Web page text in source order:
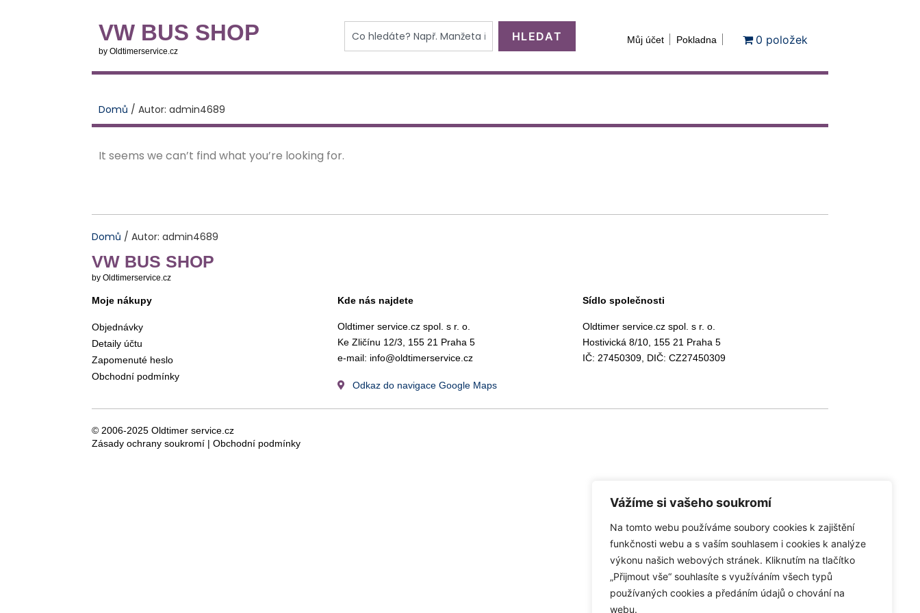
Vážíme si vašeho soukromí
Na tomto webu používáme soubory cookies k zajištění
funkčnosti webu a s vaším souhlasem i cookies k analýze
výkonu našich webových stránek. Kliknutím na tlačítko
„Přijmout vše“ souhlasíte s využíváním všech typů
používaných cookies a předáním údajů o chování na
webu.
VW BUS SHOP
by Oldtimerservice.cz
HLEDAT Můj účet Pokladna 0 položek
Domů / Autor: admin4689
It seems we can’t find what you’re looking for.
Domů / Autor: admin4689
VW BUS SHOP
by Oldtimerservice.cz
Moje nákupy
Objednávky
Detaily účtu
Zapomenuté heslo
Obchodní podmínky
Kde nás najdete
Oldtimer service.cz spol. s r. o.
Ke Zličínu 12/3, 155 21 Praha 5
e-mail: info@oldtimerservice.cz
Odkaz do navigace Google Maps
Sídlo společnosti
Oldtimer service.cz spol. s r. o.
Hostivická 8/10, 155 21 Praha 5
IČ: 27450309, DIČ: CZ27450309
© 2006-2025 Oldtimer service.cz
Zásady ochrany soukromí |Obchodní podmínky